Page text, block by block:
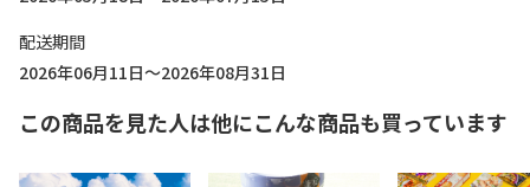
配送期間
2026年06月11日～2026年08月31日
この商品を見た人は他にこんな商品も買っています